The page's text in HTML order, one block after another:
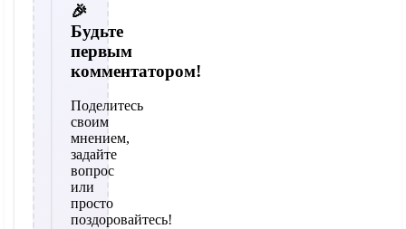
🎉
Будьте
первым
комментатором!
Поделитесь
своим
мнением,
задайте
вопрос
или
просто
поздоровайтесь!